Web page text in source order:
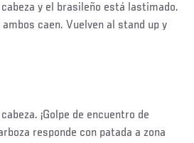
y el brasileño está lastimado.
caen. Vuelven al stand up y
¡Golpe de encuentro de
responde con patada a zona